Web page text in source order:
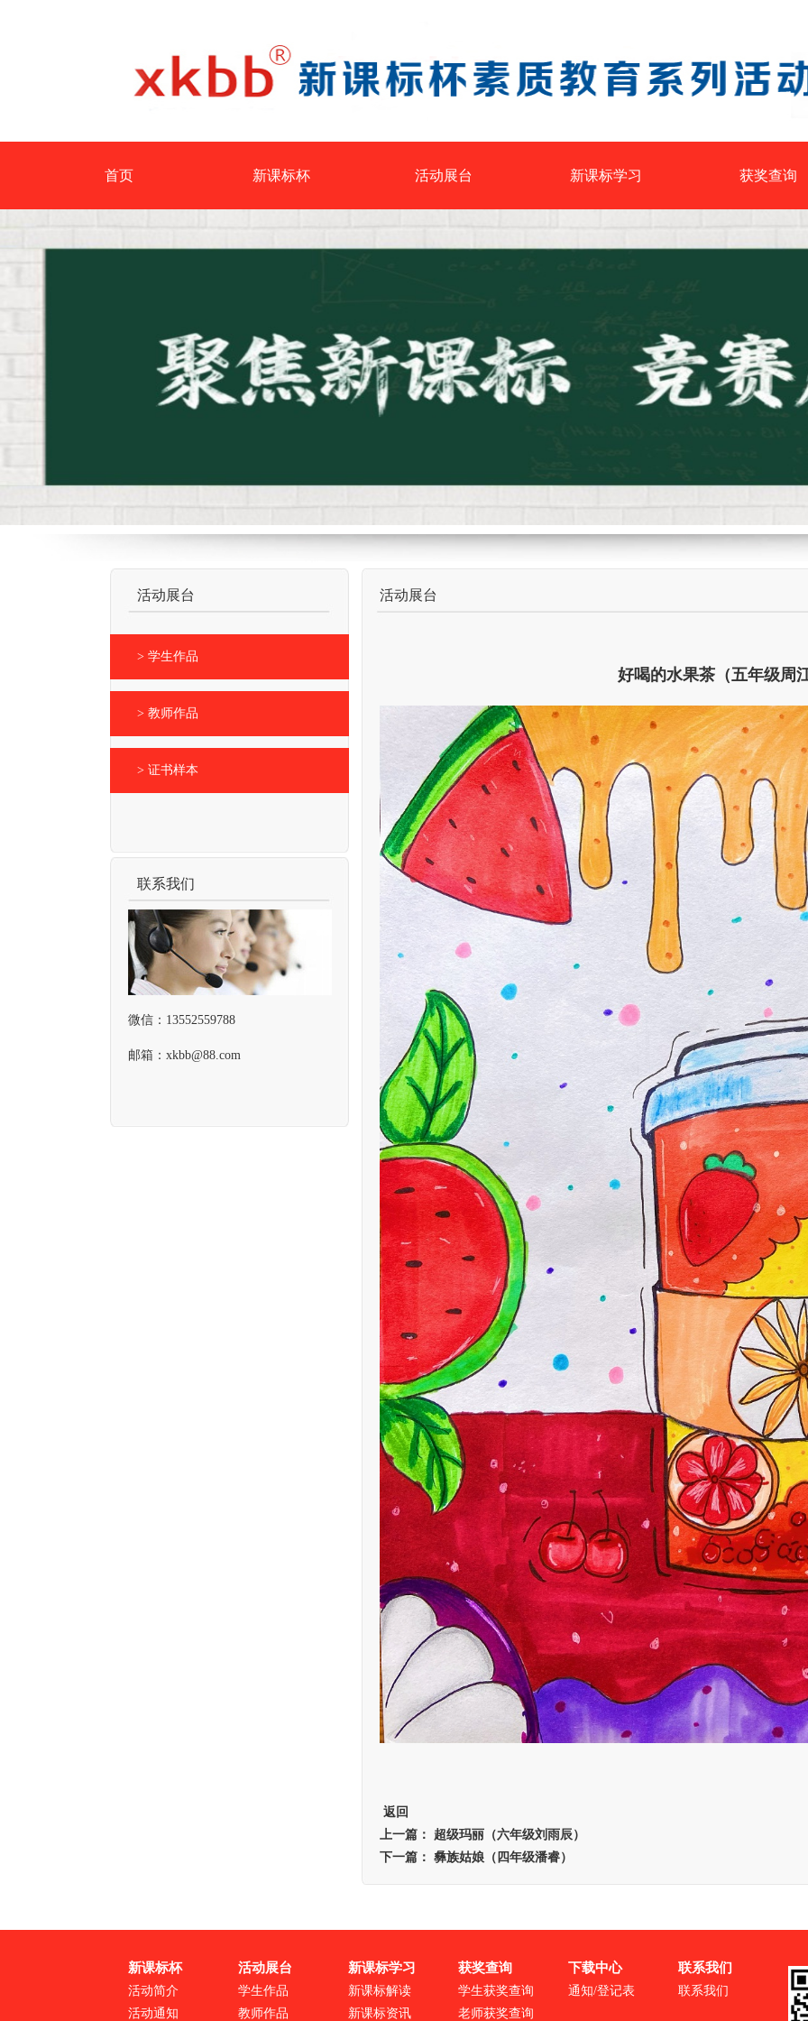
首页 新课标杯 活动展台 新课标学习 获奖查询
活动展台
> 学生作品
> 教师作品
> 证书样本
联系我们
微信：13552559788
邮箱：xkbb@88.com
活动展台
好喝的水果茶（五年级周
返回
上一篇： 超级玛丽（六年级刘雨辰）
下一篇： 彝族姑娘（四年级潘睿）
新课标杯
活动简介
活动通知
活动展台
学生作品
教师作品
新课标学习
新课标解读
新课标资讯
获奖查询
学生获奖查询
老师获奖查询
下载中心
通知/登记表
联系我们
联系我们